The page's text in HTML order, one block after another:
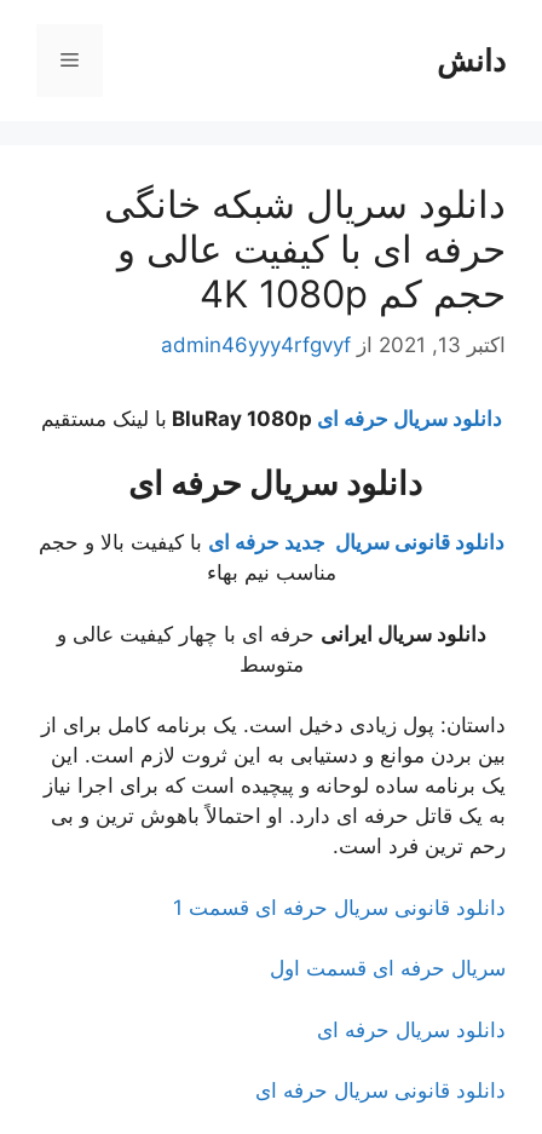
محتوادانش فهرست
دانلود سریال شبکه خانگی
حرفه ای با کیفیت عالی و
حجم کم 4K 1080p
اکتبر 13, 2021 از admin46yyy4rfgvyf
دانلود سریال حرفه ای با لینک مستقیم
دانلود سریال حرفه ای
دانلود قانونی سریال جدید حرفه ای با کیفیت بالا و حجم
مناسب نیم بهاء
دانلود سریال ایرانی حرفه ای با چهار کیفیت عالی و
متوسط
داستان: پول زیادی دخیل است. یک برنامه کامل برای از
بین بردن موانع و دستیابی به این ثروت لازم است. این
یک برنامه ساده لوحانه و پیچیده است که برای اجرا نیاز
به یک قاتل حرفه ای دارد. او احتمالاً باهوش ترین و بی
رحم ترین فرد است.
دانلود قانونی سریال حرفه ای قسمت 1
سریال حرفه ای قسمت اول
دانلود سریال حرفه ای
دانلود قانونی سریال حرفه ای